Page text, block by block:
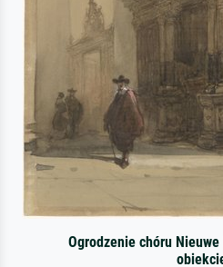
Ogrodzenie chóru